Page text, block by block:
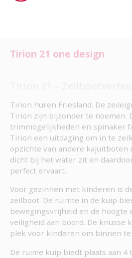
Tirion 21 one design
Tirion huren Friesland. De
Tirion zijn bijzonder te noemen.
trimmogelijkheden en spinaker
Tirion een uitdaging om in te
opzichte van andere kajuitboten
dicht bij het water zit en
perfect ervaart.
Voor gezinnen met kinderen is
zeilboot. De ruimte in de kuip
bewegingsvrijheid en de hoogte
veiligheid aan boord. De knusse
plek voor kinderen om binnen
De ruime kuip biedt plaats aan 4